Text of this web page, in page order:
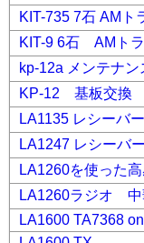
KIT-735 7石 AM
KIT-9 6石 AMト
kp-12a メンテナン
KP-12 基板交換
LA1135 レシーバ
LA1247 レシーバー
LA1260を使った
LA1260ラジオ 中
LA1600 TA7368